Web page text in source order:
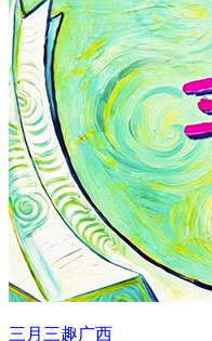
三月三趣广西